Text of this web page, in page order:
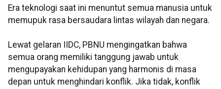
Era teknologi saat ini menuntut semua manusia untuk
memupuk rasa bersaudara lintas wilayah dan negara.
Lewat gelaran IIDC, PBNU mengingatkan bahwa
semua orang memiliki tanggung jawab untuk
mengupayakan kehidupan yang harmonis di masa
depan untuk menghindari konflik. Jika tidak, konflik